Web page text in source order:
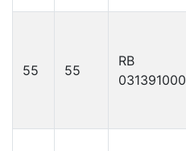
55 55
RB
031391000